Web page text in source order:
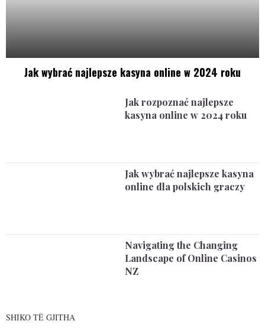
Jak wybrać najlepsze kasyna online w 2024 roku
Jak rozpoznać najlepsze
kasyna online w 2024 roku
Jak wybrać najlepsze kasyna
online dla polskich graczy
Navigating the Changing
Landscape of Online Casinos
NZ
SHIKO TË GJITHA